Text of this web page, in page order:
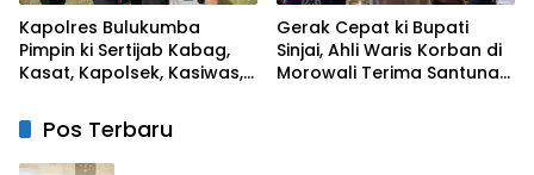
Kapolres Bulukumba
Pimpin ki Sertijab Kabag,
Kasat, Kapolsek, Kasiwas,
Gerak Cepat ki Bupati
Sinjai, Ahli Waris Korban di
Morowali Terima Santunan
Pos Terbaru